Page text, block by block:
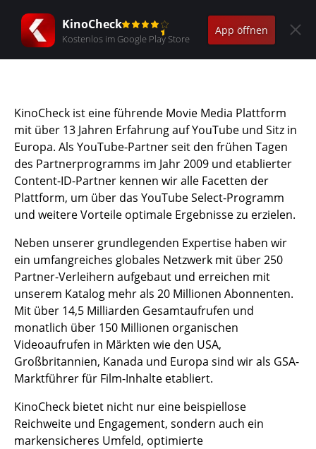
KinoCheck
Kostenlos im Google Play Store
App öffnen
KinoCheck ist eine führende Movie Media Plattform
mit über 13 Jahren Erfahrung auf YouTube und Sitz in
Europa. Als YouTube-Partner seit den frühen Tagen
des Partnerprogramms im Jahr 2009 und etablierter
Content-ID-Partner kennen wir alle Facetten der
Plattform, um über das YouTube Select-Programm
und weitere Vorteile optimale Ergebnisse zu erzielen.
Neben unserer grundlegenden Expertise haben wir
ein umfangreiches globales Netzwerk mit über 250
Partner-Verleihern aufgebaut und erreichen mit
unserem Katalog mehr als 20 Millionen Abonnenten.
Mit über 14,5 Milliarden Gesamtaufrufen und
monatlich über 150 Millionen organischen
Videoaufrufen in Märkten wie den USA,
Großbritannien, Kanada und Europa sind wir als GSA-
Marktführer für Film-Inhalte etabliert.
KinoCheck bietet nicht nur eine beispiellose
Reichweite und Engagement, sondern auch ein
markensicheres Umfeld, optimierte